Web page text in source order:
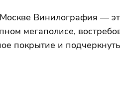
Винилография —
мегаполисе,
покрытие и подчеркнуть